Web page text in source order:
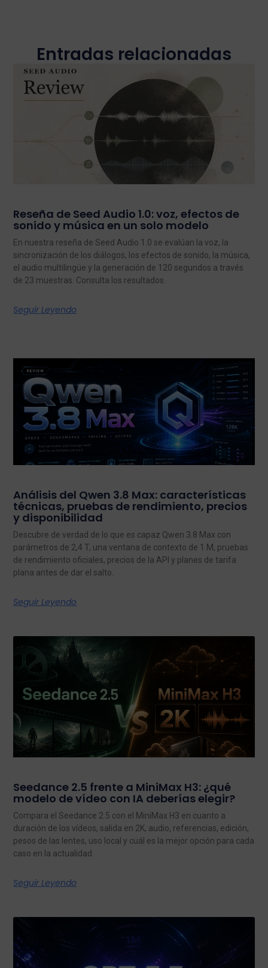
Entradas relacionadas
Reseña de Seed Audio 1.0: voz, efectos de
sonido y música en un solo modelo
En nuestra reseña de Seed Audio 1.0 se evalúan la voz, la
sincronización de los diálogos, los efectos de sonido, la música,
el audio multilingüe y la generación de 120 segundos a través
de 23 muestras. Consulta los resultados.
Seguir Leyendo
Análisis del Qwen 3.8 Max: características
técnicas, pruebas de rendimiento, precios
y disponibilidad
Descubre de verdad de lo que es capaz Qwen 3.8 Max con
parámetros de 2,4 T, una ventana de contexto de 1 M, pruebas
de rendimiento oficiales, precios de la API y planes de tarifa
plana antes de dar el salto.
Seguir Leyendo
Seedance 2.5 frente a MiniMax H3: ¿qué
modelo de vídeo con IA deberías elegir?
Compara el Seedance 2.5 con el MiniMax H3 en cuanto a
duración de los vídeos, salida en 2K, audio, referencias, edición,
pesos de las lentes, uso local y cuál es la mejor opción para cada
caso en la actualidad.
Seguir Leyendo